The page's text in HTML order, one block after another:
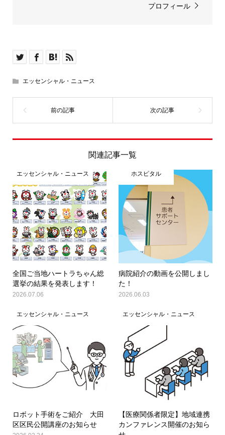
プロフィール
エッセンシャル・ニュース
関連記事一覧
エッセンシャル・ニュース
全国ご当地ハートラちゃん総
選挙の結果を発表します！
2026.07.06
ホスピタル
病院紹介の動画を公開しまし
た！
2026.06.03
エッセンシャル・ニュース
ロボット手術をご紹介 大田
区区民公開講座のお知らせ
エッセンシャル・ニュース
【医療関係者限定】地域連携
カンファレンス開催のお知ら